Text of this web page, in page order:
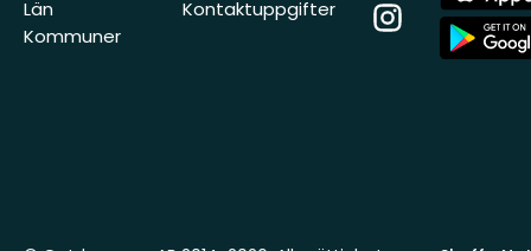
Län
Kommuner
Kontaktuppgifter
Instagram
App
Store